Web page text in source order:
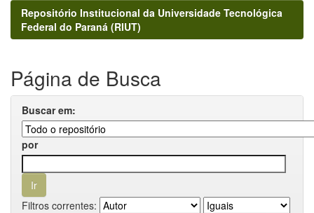
Repositório Institucional da Universidade Tecnológica
Federal do Paraná (RIUT)
Página de Busca
Buscar em:
por
Filtros correntes: